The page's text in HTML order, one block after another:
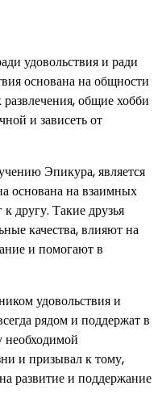
удовольствия и ради
основана на общности
общие хобби
и зависеть от
Эпикура, является
основана на взаимных
другу. Такие друзья
качества, влияют на
и помогают в
удовольствия и
рядом и поддержат в
и призывал к тому,
развитие и поддержание